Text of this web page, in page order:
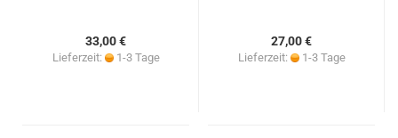
33,00 €
Lieferzeit: 1-3 Tage
27,00 €
Lieferzeit: 1-3 Tage